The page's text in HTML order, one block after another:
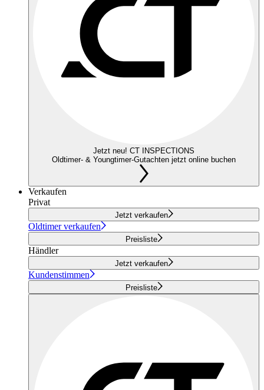
Jetzt neu! CT INSPECTIONS
Oldtimer- & Youngtimer-Gutachten jetzt online buchen
Verkaufen
Privat
Jetzt verkaufen
Oldtimer verkaufen
Preisliste
Händler
Jetzt verkaufen
Kundenstimmen
Preisliste